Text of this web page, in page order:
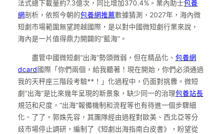
法式總下載量約7.3億次，同比增加370.4%。業內助士包養
網剖析，依照今朝的包養網推薦數據猜測，2027年，海內微
短劇市場範圍無望跨越國際，是以對中國微短劇行業來說，
海內是一片值得鼎力開闢的“藍海”。
盡管中國微短劇“出海”勢頭微弱，但在精品化、 包養網
dcard國際「你們兩個，給我聽著！現在開始，你們必須通過
我的天秤座三階段考驗**！」化過程中，仍面對挑釁。微短
劇“出海”是比來幾年呈現的新景象，缺少同一的治理包養站長
規范和尺度，“出海”報備機制和流程等也有待進一個步驟細
化、了了。郭姝先容，其團隊經由過程對歐美、西北亞等分
歧市場停止調研，編制了《短劇出海指南白皮書》，盼望從